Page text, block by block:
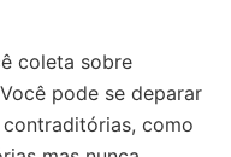
coleta sobre
pode se deparar
como